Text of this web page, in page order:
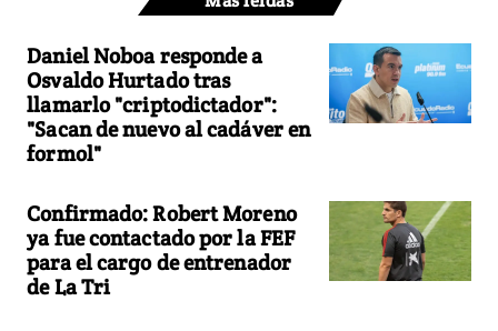
Daniel Noboa responde a
Osvaldo Hurtado tras
llamarlo "criptodictador":
"Sacan de nuevo al cadáver en
formol"
Confirmado: Robert Moreno
ya fue contactado por la FEF
para el cargo de entrenador
de La Tri